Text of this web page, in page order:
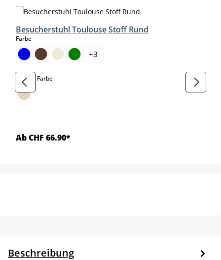
Besucherstuhl Toulouse Stoff Rund
Farbeauswählen
+3
Gestell Farbeauswählen
Ab CHF 66.90*
Beschreibung